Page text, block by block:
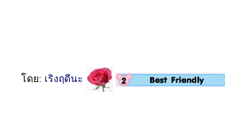
ดย: เริงฤดีนะ